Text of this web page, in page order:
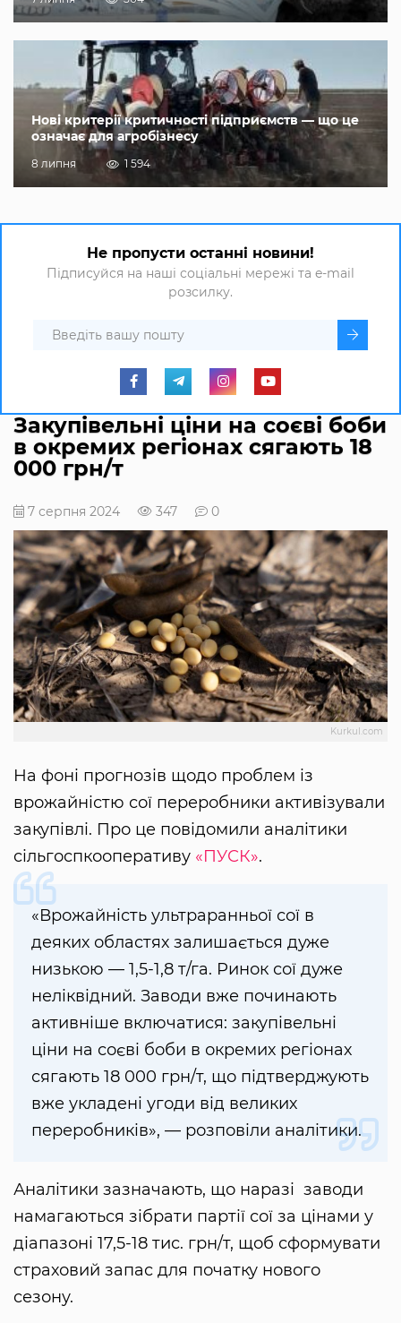
Нові критерії критичності підприємств — що це
означає для агробізнесу
8 липня 1 594
Не пропусти останні новини!
Підписуйся на наші соціальні мережі та e-mail
розсилку.
Закупівельні ціни на соєві боби
в окремих регіонах сягають 18
000 грн/т
7 серпня 2024 347 0
Kurkul.com
На фоні прогнозів щодо проблем із
врожайністю сої переробники активізували
закупівлі. Про це повідомили аналітики
сільгоспкооперативу «ПУСК».
«Врожайність ультраранньої сої в
деяких областях залишається дуже
низькою — 1,5-1,8 т/га. Ринок сої дуже
неліквідний. Заводи вже починають
активніше включатися: закупівельні
ціни на соєві боби в окремих регіонах
сягають 18 000 грн/т, що підтверджують
вже укладені угоди від великих
переробників», — розповіли аналітики.
Аналітики зазначають, що наразі заводи
намагаються зібрати партії сої за цінами у
діапазоні 17,5-18 тис. грн/т, щоб сформувати
страховий запас для початку нового
сезону.